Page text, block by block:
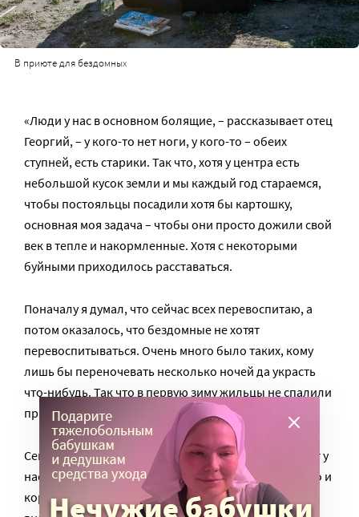
В приюте для бездомных
«Люди у нас в основном болящие, – рассказывает отец
Георгий, – у кого-то нет ноги, у кого-то – обеих
ступней, есть старики. Так что, хотя у центра есть
небольшой кусок земли и мы каждый год стараемся,
чтобы постояльцы посадили хотя бы картошку,
основная моя задача – чтобы они просто дожили свой
век в тепле и накормленные. Хотя с некоторыми
буйными приходилось расставаться.
Поначалу я думал, что сейчас всех перевоспитаю, а
потом оказалось, что бездомные не хотят
перевоспитываться. Очень много было таких, кому
лишь бы переночевать несколько ночей да украсть
что-нибудь. Так что в первую зиму жильцы не спалили
приют только милостью Божией.
Сейчас стало спокойнее – есть люди, которые живут у
нас уже по два года. Они прикинули, что здесь тепло и
кормят, и поддерживают вокруг даже порядок. А